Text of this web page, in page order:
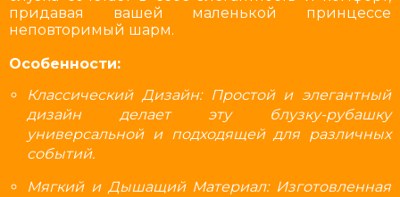
придавая вашей маленькой принцессе
неповторимый шарм.
Особенности:
Классический Дизайн: Простой и элегантный
дизайн делает эту блузку-рубашку
универсальной и подходящей для различных
событий.
Мягкий и Дышащий Материал: Изготовленная